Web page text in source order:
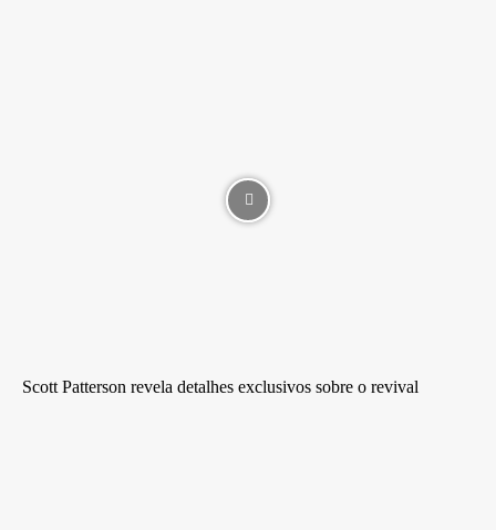
Scott Patterson revela detalhes exclusivos sobre o revival